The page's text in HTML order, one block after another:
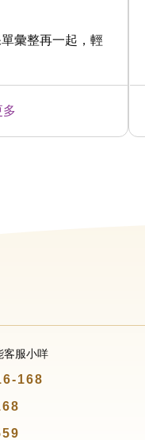
彙整再一起，輕
多
客服小咩
168